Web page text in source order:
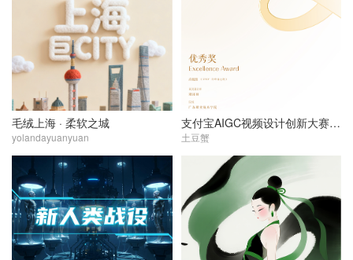
毛绒上海 · 柔软之城
yolandayuanyuan
支付宝AIGC视频设计创新大赛|1200°的岭南心跳
土豆蟹